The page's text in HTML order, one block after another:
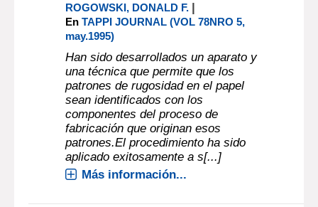
ROGOWSKI, DONALD F. |
EnTAPPI JOURNAL (VOL 78NRO 5,
may.1995)
Han sido desarrollados un aparato y
una técnica que permite que los
patrones de rugosidad en el papel
sean identificados con los
componentes del proceso de
fabricación que originan esos
patrones.El procedimiento ha sido
aplicado exitosamente a s[...]
Más información...